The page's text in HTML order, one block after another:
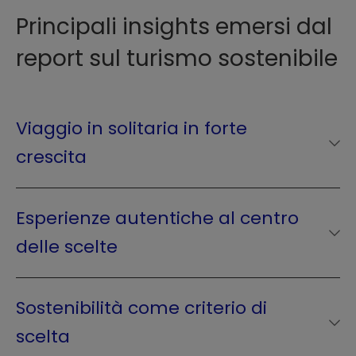
Principali insights emersi dal
report sul turismo sostenibile
Viaggio in solitaria in forte
crescita
Isolo travellersono in aumento, spinti
da desiderio di indipendenza,
flessibilità e auto-esplorazione. Nel
2023 il 18% delle prenotazioni globali
ha riguardatoviaggi in solitaria.
Esperienze autentiche al centro
delle scelte
Le persone cercano viaggi che
lascino il segno: autentici,
coinvolgenti, capaci di generare
emozioni e connessioni con il territorio
Sostenibilità come criterio di
scelta